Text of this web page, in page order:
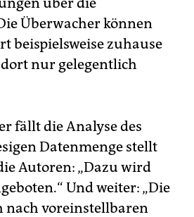
Überwacher können
beispielsweise zuhause
nur gelegentlich
fällt die Analyse des
Datenmenge stellt
Autoren: „Dazu wird
Und weiter: „Die
nach voreinstellbaren